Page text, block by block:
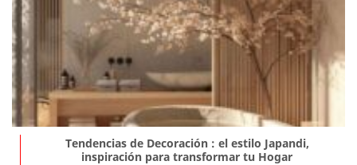
Tendencias de Decoración : el estilo Japandi,
inspiración para transformar tu Hogar